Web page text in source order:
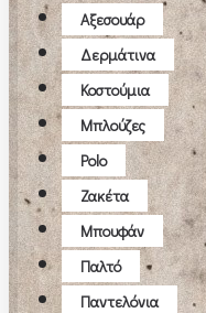
Αξεσουάρ
Δερμάτινα
Κοστούμια
Μπλούζες
Polo
Ζακέτα
Μπουφάν
Παλτό
Παντελόνια